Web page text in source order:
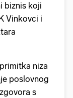
biznis koji
Vinkovci i
niza
poslovnog
s